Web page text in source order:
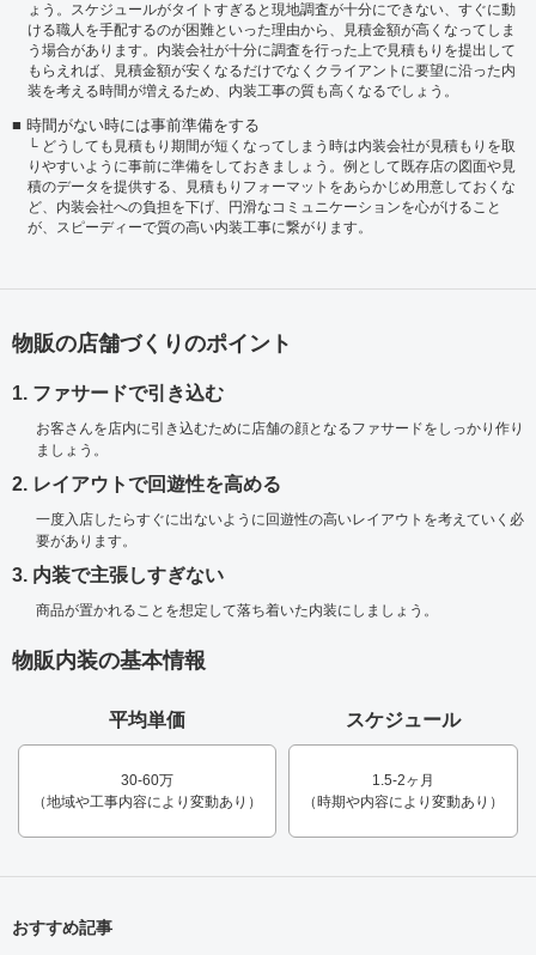
ょう。スケジュールがタイトすぎると現地調査が十分にできない、すぐに動
ける職人を手配するのが困難といった理由から、見積金額が高くなってしま
う場合があります。内装会社が十分に調査を行った上で見積もりを提出して
もらえれば、見積金額が安くなるだけでなくクライアントに要望に沿った内
装を考える時間が増えるため、内装工事の質も高くなるでしょう。
時間がない時には事前準備をする
どうしても見積もり期間が短くなってしまう時は内装会社が見積もりを取
りやすいように事前に準備をしておきましょう。例として既存店の図面や見
積のデータを提供する、見積もりフォーマットをあらかじめ用意しておくな
ど、内装会社への負担を下げ、円滑なコミュニケーションを心がけること
が、スピーディーで質の高い内装工事に繋がります。
物販の店舗づくりのポイント
1. ファサードで引き込む
お客さんを店内に引き込むために店舗の顔となるファサードをしっかり作り
ましょう。
2. レイアウトで回遊性を高める
一度入店したらすぐに出ないように回遊性の高いレイアウトを考えていく必
要があります。
3. 内装で主張しすぎない
商品が置かれることを想定して落ち着いた内装にしましょう。
物販内装の基本情報
平均単価
30-60万
（地域や工事内容により変動あり）
スケジュール
1.5-2ヶ月
（時期や内容により変動あり）
おすすめ記事